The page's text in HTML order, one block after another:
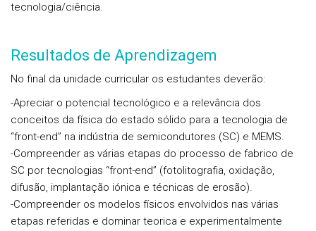
tecnologia/ciência.
Resultados de Aprendizagem
No final da unidade curricular os estudantes deverão:
-Apreciar o potencial tecnológico e a relevância dos
conceitos da física do estado sólido para a tecnologia de
“front-end” na indústria de semicondutores (SC) e MEMS.
-Compreender as várias etapas do processo de fabrico de
SC por tecnologias “front-end” (fotolitografia, oxidação,
difusão, implantação iónica e técnicas de erosão).
-Compreender os modelos físicos envolvidos nas várias
etapas referidas e dominar teorica e experimentalmente